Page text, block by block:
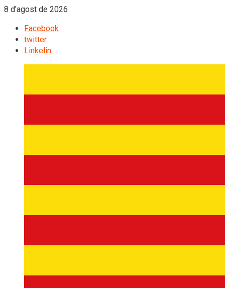
8 d'agost de 2026
Facebook
twitter
Linkelin